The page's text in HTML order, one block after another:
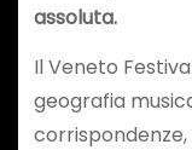
assoluta.
Il Veneto
geografia